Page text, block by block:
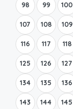
98 99 100
107 108 109
116 117 118
125 126 127
134 135 136
143 144 145